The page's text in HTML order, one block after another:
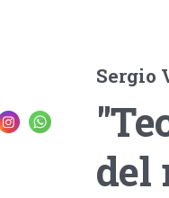
Sergio
del